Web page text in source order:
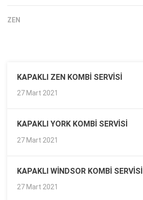
ZEN
KAPAKLI ZEN KOMBI SERVISI
27 Mart 2021
KAPAKLI YORK KOMBI SERVISI
27 Mart 2021
KAPAKLI WINDSOR KOMBI SERVISI
27 Mart 2021